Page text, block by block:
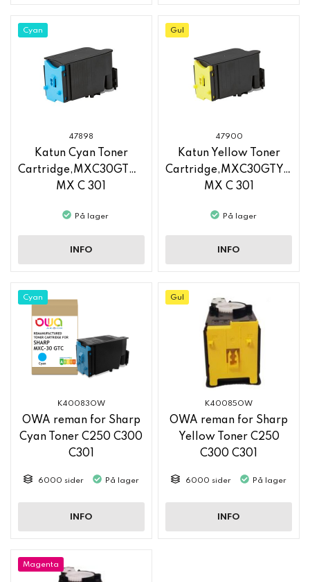
Cyan
47898
Katun Cyan Toner
Cartridge,MXC30GTC,Sharp
MX C 301
På lager
INFO
Gul
47900
Katun Yellow Toner
MX C 301
På lager
INFO
Cyan
K40083OW
OWA reman for Sharp
Cyan Toner C250 C300
C301
6000 sider På lager
INFO
Gul
K40085OW
OWA reman for Sharp
Yellow Toner C250
C300 C301
6000 sider På lager
INFO
Magenta